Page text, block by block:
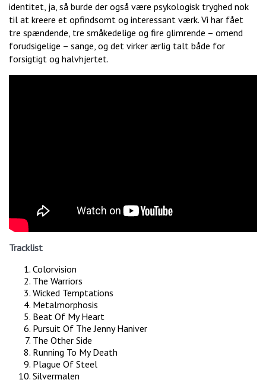
identitet, ja, så burde der også være psykologisk tryghed nok
til at kreere et opfindsomt og interessant værk. Vi har fået
tre spændende, tre småkedelige og fire glimrende – omend
forudsigelige – sange, og det virker ærlig talt både for
forsigtigt og halvhjertet.
Tracklist
Colorvision
The Warriors
Wicked Temptations
Metalmorphosis
Beat Of My Heart
Pursuit Of The Jenny Haniver
The Other Side
Running To My Death
Plague Of Steel
Silvermalen